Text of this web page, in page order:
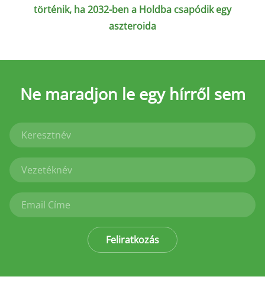
történik, ha 2032-ben a Holdba csapódik egy
aszteroida
Ne maradjon le egy hírről sem
Feliratkozás